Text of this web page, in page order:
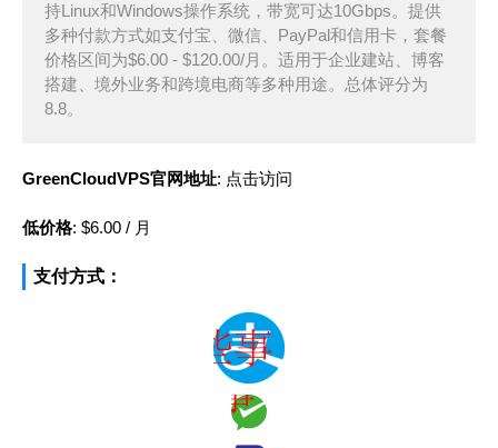
持Linux和Windows操作系统，带宽可达10Gbps。提供
多种付款方式如支付宝、微信、PayPal和信用卡，套餐
价格区间为$6.00 - $120.00/月。适用于企业建站、博客
搭建、境外业务和跨境电商等多种用途。总体评分为
8.8。
GreenCloudVPS官网地址: 点击访问
低价格: $6.00 / 月
支付方式：